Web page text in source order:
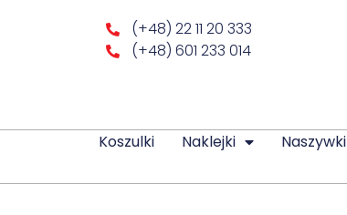
(+48) 22 11 20 333
(+48) 601 233 014
Koszulki Naklejki Naszywki